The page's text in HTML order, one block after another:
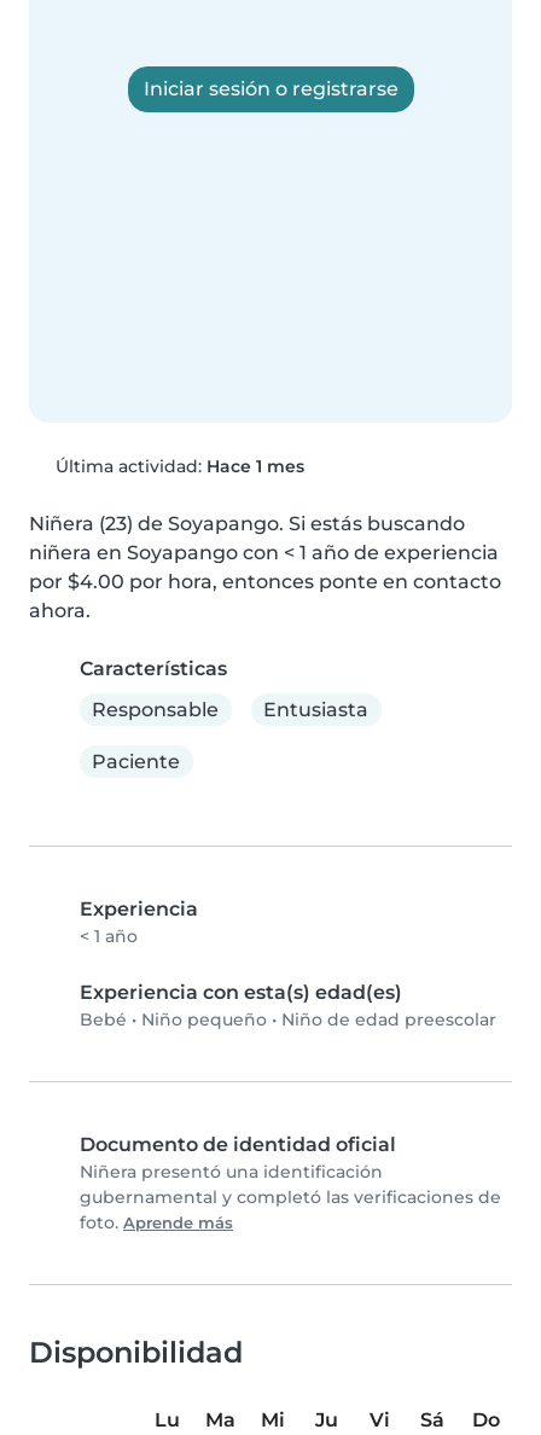
Iniciar sesión o registrarse
Última actividad: Hace 1 mes
Niñera (23) de Soyapango. Si estás buscando
niñera en Soyapango con < 1 año de experiencia
por $4.00 por hora, entonces ponte en contacto
ahora.
Características
Responsable
Entusiasta
Paciente
Experiencia
< 1 año
Experiencia con esta(s) edad(es)
Bebé • Niño pequeño • Niño de edad preescolar
Documento de identidad oficial
Niñera presentó una identificación
gubernamental y completó las verificaciones de
foto. Aprende más
Disponibilidad
Lu Ma Mi Ju Vi Sá
Do